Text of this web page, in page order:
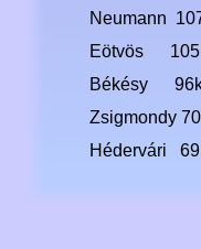
Neumann
Eötvös
Békésy
Zsigmondy
Hédervári